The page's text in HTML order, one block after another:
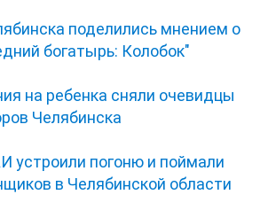
поделились мнением о
богатырь: Колобок"
на ребенка сняли очевидцы
Челябинска
устроили погоню и поймали
в Челябинской области